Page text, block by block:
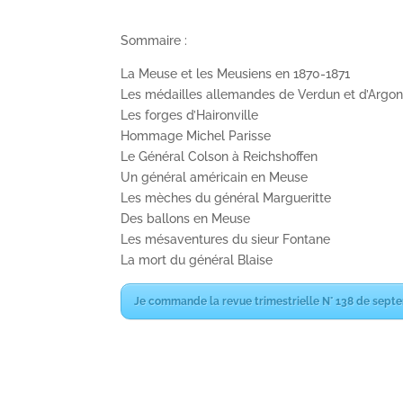
Sommaire :
La Meuse et les Meusiens en 1870-1871
Les médailles allemandes de Verdun et
Les forges d’Haironville
Hommage Michel Parisse
Le Général Colson à Reichshoffen
Un général américain en Meuse
Les mèches du général Margueritte
Des ballons en Meuse
Les mésaventures du sieur Fontane
La mort du général Blaise
Je commande la revue trimestrielle N° 138 de